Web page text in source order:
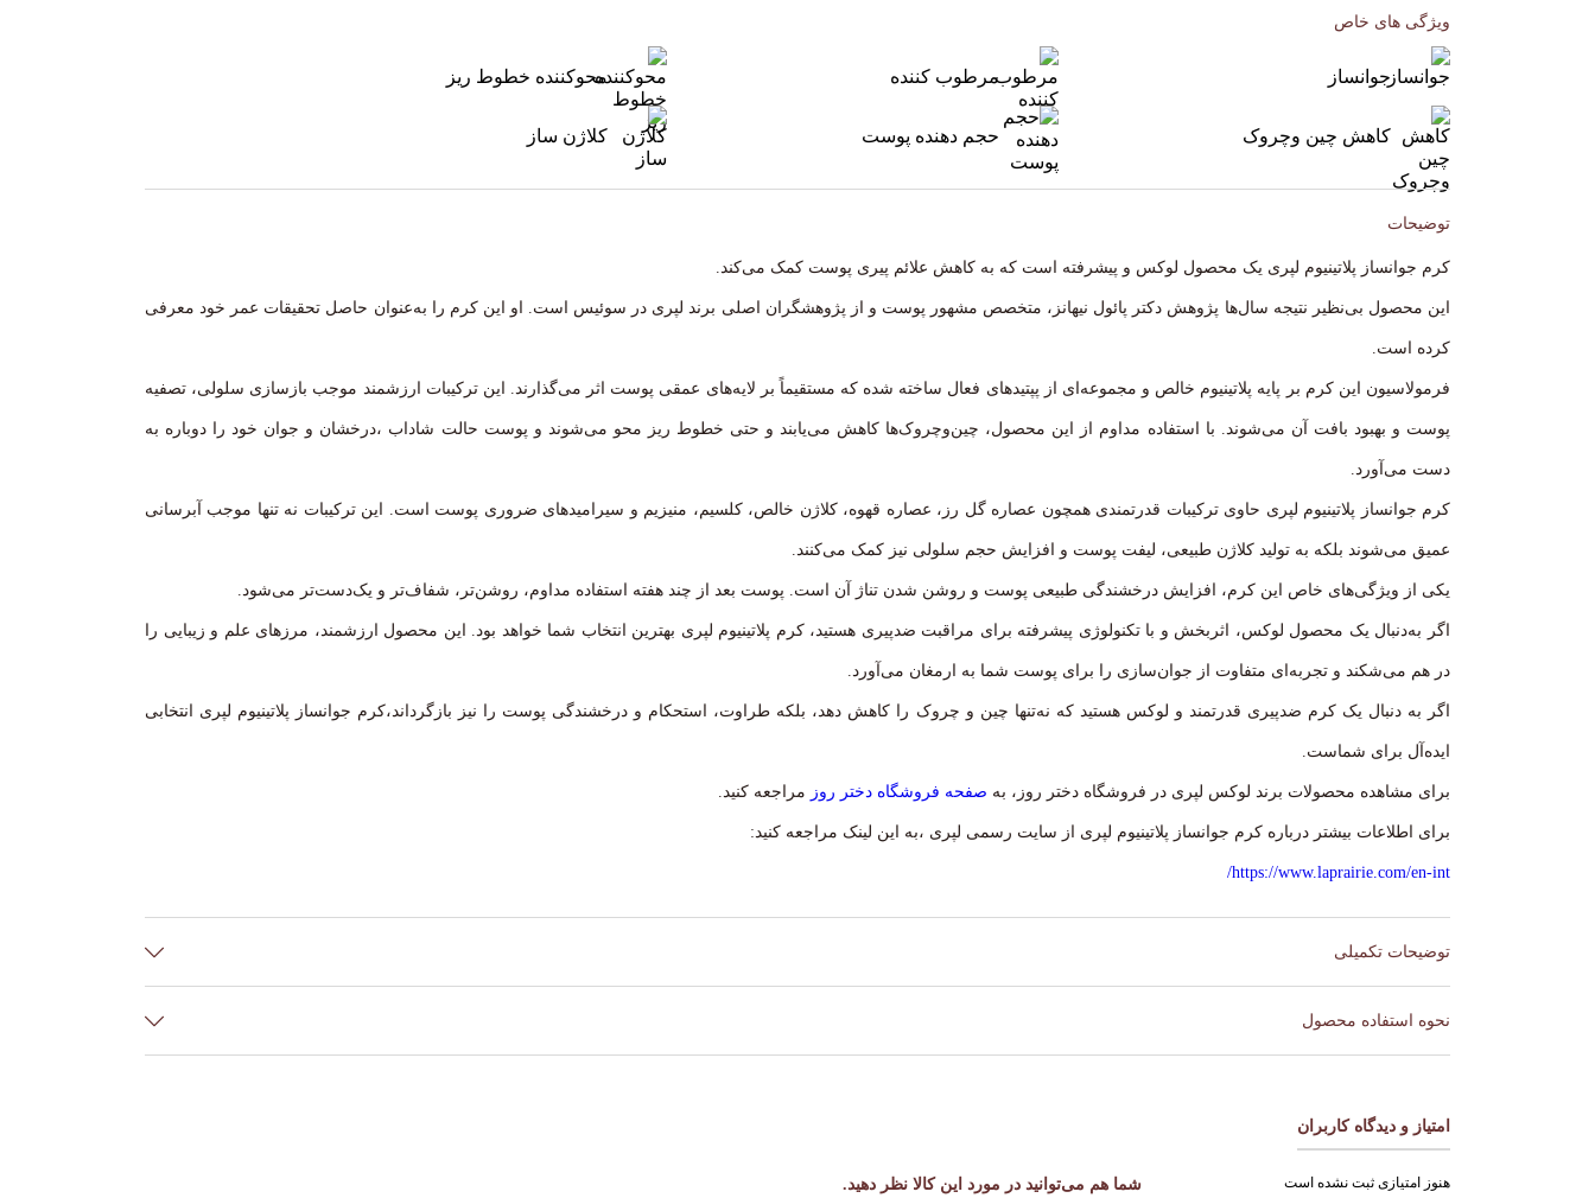
ویژگی های خاص
جوانساز مرطوب کننده محو‌کننده خطوط ریز
کاهش چین و‌چروک حجم دهنده پوست کلاژن ساز
توضیحات
کرم جوانساز پلاتینیوم لپری یک محصول لوکس و پیشرفته است که به کاهش علائم پیری پوست کمک می‌کند.
این محصول بی‌نظیر نتیجه سال‌ها پژوهش دکتر پائول نیهانز، متخصص مشهور پوست و از پژوهشگران اصلی برند لپری در سوئیس است. او این کرم را به‌عنوان حاصل تحقیقات عمر خود معرفی
کرده است.
فرمولاسیون این کرم بر پایه پلاتینیوم خالص و مجموعه‌ای از پپتیدهای فعال ساخته شده که مستقیماً بر لایه‌های عمقی پوست اثر می‌گذارند. این ترکیبات ارزشمند موجب بازسازی سلولی، تصفیه
پوست و بهبود بافت آن می‌شوند. با استفاده مداوم از این محصول، چین‌وچروک‌ها کاهش می‌یابند و حتی خطوط ریز محو می‌شوند و پوست حالت شاداب ،درخشان و جوان خود را دوباره به
دست می‌آورد.
کرم جوانساز پلاتینیوم لپری حاوی ترکیبات قدرتمندی همچون عصاره گل رز، عصاره قهوه، کلاژن خالص، کلسیم، منیزیم و سیرامیدهای ضروری پوست است. این ترکیبات نه تنها موجب آبرسانی
عمیق می‌شوند بلکه به تولید کلاژن طبیعی، لیفت پوست و افزایش حجم سلولی نیز کمک می‌کنند.
یکی از ویژگی‌های خاص این کرم، افزایش درخشندگی طبیعی پوست و روشن شدن تناژ آن است. پوست بعد از چند هفته استفاده مداوم، روشن‌تر، شفاف‌تر و یک‌دست‌تر می‌شود.
اگر به‌دنبال یک محصول لوکس، اثربخش و با تکنولوژی پیشرفته برای مراقبت ضدپیری هستید، کرم پلاتینیوم لپری بهترین انتخاب شما خواهد بود. این محصول ارزشمند، مرزهای علم و زیبایی را
در هم می‌شکند و تجربه‌ای متفاوت از جوان‌سازی را برای پوست شما به ارمغان می‌آورد.
اگر به دنبال یک کرم ضدپیری قدرتمند و لوکس هستید که نه‌تنها چین و چروک را کاهش دهد، بلکه طراوت، استحکام و درخشندگی پوست را نیز بازگرداند،کرم جوانساز پلاتینیوم لپری انتخابی
ایده‌آل برای شماست.
برای مشاهده محصولات برند لوکس لپری در فروشگاه دختر روز، به صفحه فروشگاه دختر روز مراجعه کنید.
برای اطلاعات بیشتر درباره کرم جوانساز پلاتینیوم لپری از سایت رسمی لپری ،به این لینک مراجعه کنید:
https://www.laprairie.com/en-int/
توضیحات تکمیلی
برند LA Prairie
کشور ساخت سوئیس
حجم
نوع پوست انواع پوست
نحوه استفاده محصول
روزانه دو بار صبح و‌عصر روی پوست تمیز در مرحله آخر روتین پوستی مصرف شود .
امتیاز و دیدگاه کاربران
هنوز امتیازی ثبت نشده است
شما هم می‌توانید در مورد این کالا نظر دهید.